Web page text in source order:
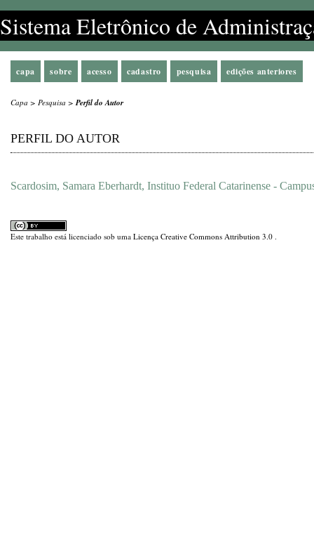
Sistema Eletrônico de
capa sobre acesso cadastro pesquisa edições anteriores
Capa > Pesquisa >Perfil do Autor
PERFIL DO AUTOR
Scardosim, Samara Eberhardt, Instituo Federal Catarinense -
Este trabalho está licenciado sob uma Licença Creative Commons Attribution 3.0 .